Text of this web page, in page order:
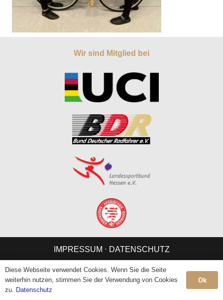
Wir sind Mitglied bei
IMPRESSUM ⋅ DATENSCHUTZ
Diese Webseite verwendet Cookies. Wenn Sie die Seite
weiterhin nutzen, stimmen Sie der Verwendung von Cookies
zu. Datenschutz
Ok